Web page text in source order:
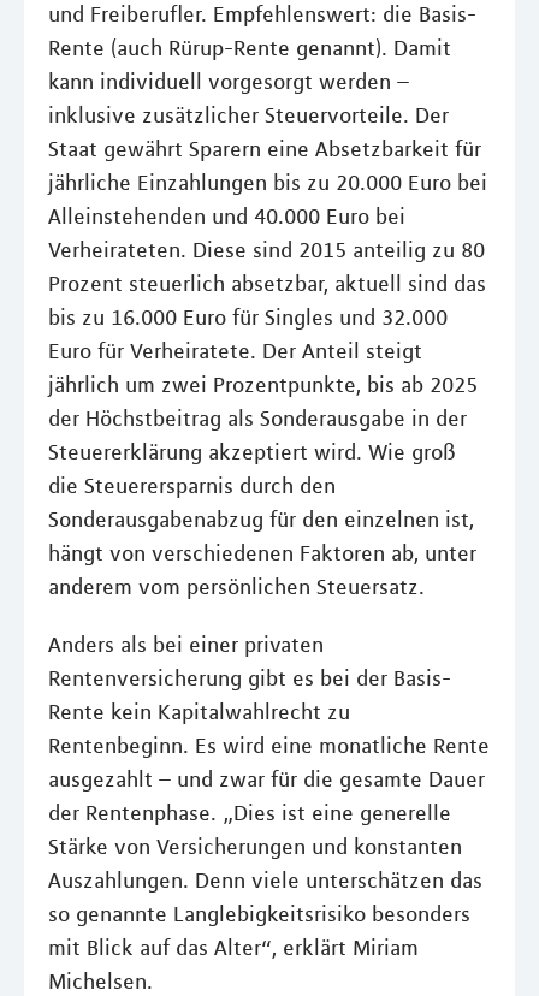
und Freiberufler. Empfehlenswert: die Basis-
Rente (auch Rürup-Rente genannt). Damit
kann individuell vorgesorgt werden –
inklusive zusätzlicher Steuervorteile. Der
Staat gewährt Sparern eine Absetzbarkeit für
jährliche Einzahlungen bis zu 20.000 Euro bei
Alleinstehenden und 40.000 Euro bei
Verheirateten. Diese sind 2015 anteilig zu 80
Prozent steuerlich absetzbar, aktuell sind das
bis zu 16.000 Euro für Singles und 32.000
Euro für Verheiratete. Der Anteil steigt
jährlich um zwei Prozentpunkte, bis ab 2025
der Höchstbeitrag als Sonderausgabe in der
Steuererklärung akzeptiert wird. Wie groß
die Steuerersparnis durch den
Sonderausgabenabzug für den einzelnen ist,
hängt von verschiedenen Faktoren ab, unter
anderem vom persönlichen Steuersatz.
Anders als bei einer privaten
Rentenversicherung gibt es bei der Basis-
Rente kein Kapitalwahlrecht zu
Rentenbeginn. Es wird eine monatliche Rente
ausgezahlt – und zwar für die gesamte Dauer
der Rentenphase. „Dies ist eine generelle
Stärke von Versicherungen und konstanten
Auszahlungen. Denn viele unterschätzen das
so genannte Langlebigkeitsrisiko besonders
mit Blick auf das Alter“, erklärt Miriam
Michelsen.